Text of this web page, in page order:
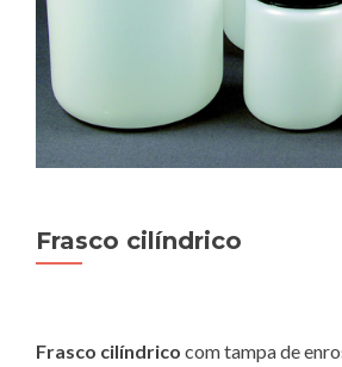
Frasco cilíndrico
Frasco cilíndrico com tampa de